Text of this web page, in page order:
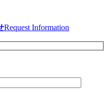
Request Information